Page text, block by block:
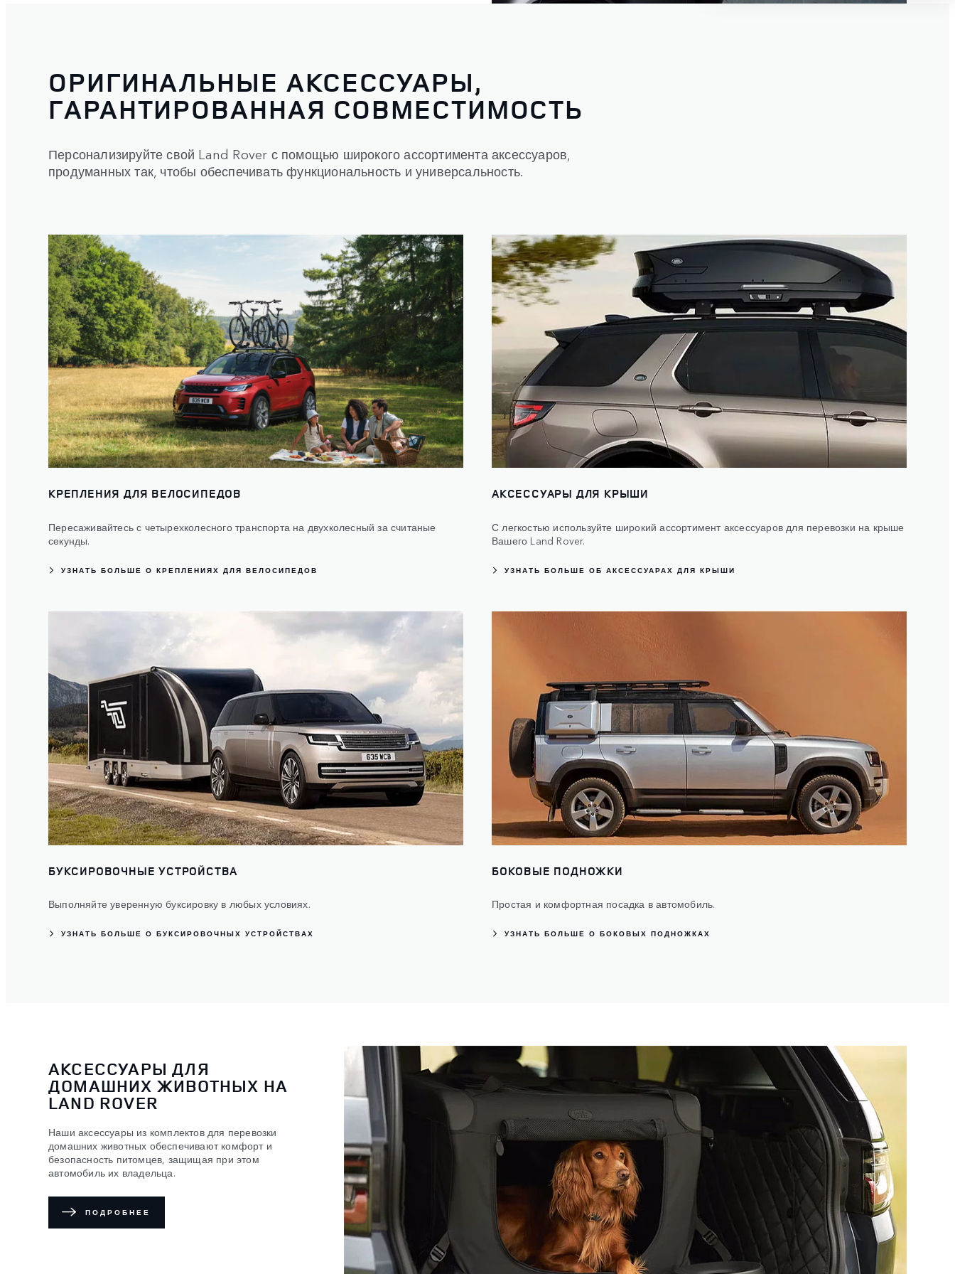
ОРИГИНАЛЬНЫЕ АКСЕССУАРЫ,
ГАРАНТИРОВАННАЯ СОВМЕСТИМОСТЬ
Персонализируйте свой Land Rover с помощью широкого ассортимента аксессуаров,
продуманных так, чтобы обеспечивать функциональность и универсальность.
КРЕПЛЕНИЯ ДЛЯ ВЕЛОСИПЕДОВ
Пересаживайтесь с четырехколесного транспорта на двухколесный за считаные
секунды.
УЗНАТЬ БОЛЬШЕ О КРЕПЛЕНИЯХ ДЛЯ ВЕЛОСИПЕДОВ
АКСЕССУАРЫ ДЛЯ КРЫШИ
С легкостью используйте широкий ассортимент аксессуаров для перевозки на крыше
Вашего Land Rover.
УЗНАТЬ БОЛЬШЕ ОБ АКСЕССУАРАХ ДЛЯ КРЫШИ
БУКСИРОВОЧНЫЕ УСТРОЙСТВА
Выполняйте уверенную буксировку в любых условиях.
УЗНАТЬ БОЛЬШЕ О БУКСИРОВОЧНЫХ УСТРОЙСТВАХ
БОКОВЫЕ ПОДНОЖКИ
Простая и комфортная посадка в автомобиль.
УЗНАТЬ БОЛЬШЕ О БОКОВЫХ ПОДНОЖКАХ
АКСЕССУАРЫ ДЛЯ
ДОМАШНИХ ЖИВОТНЫХ НА
LAND ROVER
Наши аксессуары из комплектов для перевозки
домашних животных обеспечивают комфорт и
безопасность питомцев, защищая при этом
автомобиль их владельца.
ПОДРОБНЕЕ